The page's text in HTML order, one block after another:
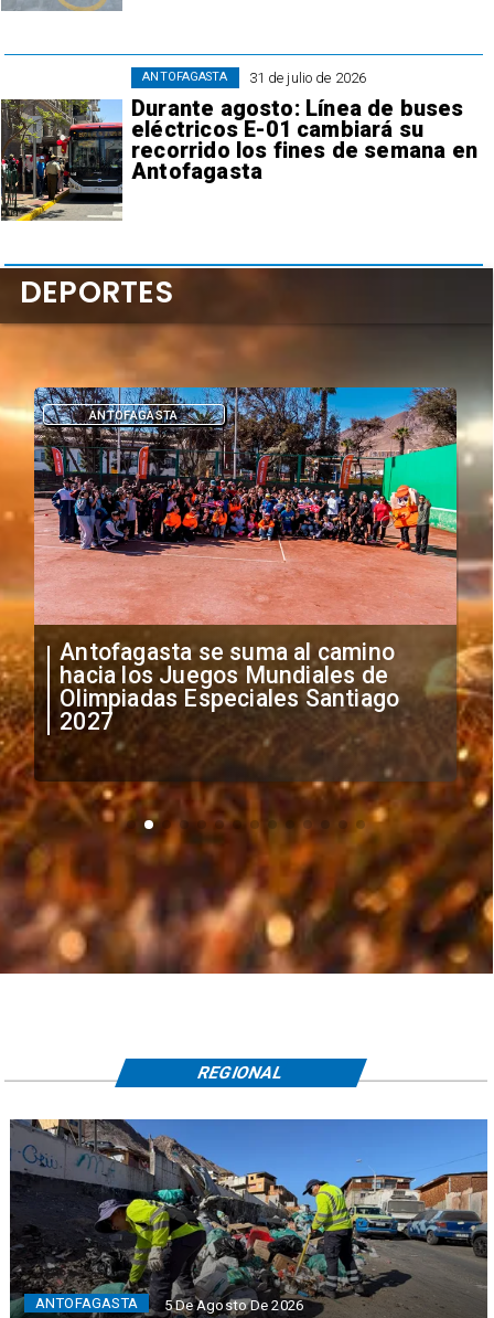
31 de julio de 2026
Durante agosto: Línea de buses
eléctricos E-01 cambiará su
recorrido los fines de semana en
Antofagasta
ANTOFAGASTA
"Falta de profesionalismo": Sifup
anuncia medidas por situación
irregular de futbolistas
extranjeros
DEPORTES
DEPORTES
ANTOFAGASTA 5 De Agosto De 2026
REGIONAL